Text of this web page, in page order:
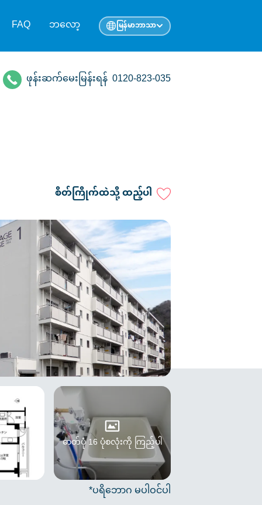
FAQ ဘလော့ မြန်မာဘာသာ
ဖုန်းဆက်မေးမြန်းရန် 0120-823-035
စိတ်ကြိုက်ထဲသို့ ထည့်ပါ
ဓာတ်ပုံ 16 ပုံစလုံးကို ကြည့်ပါ
*ပရိဘောဂ မပါဝင်ပါ